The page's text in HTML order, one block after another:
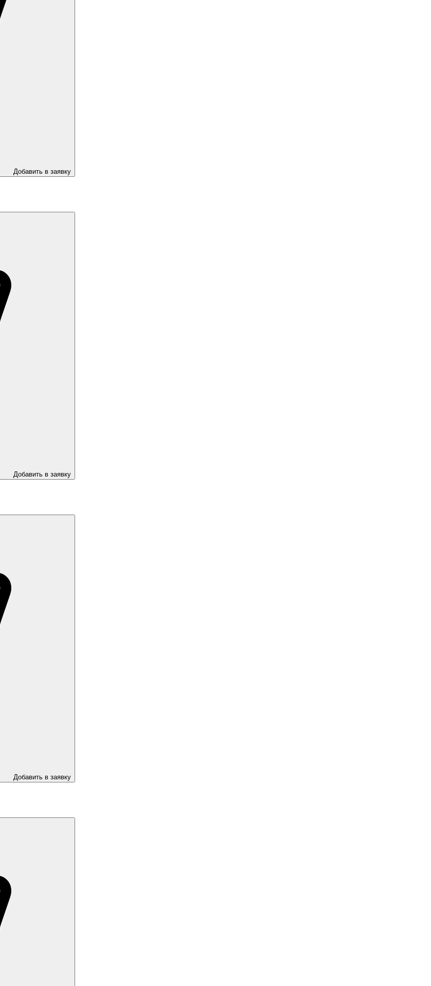
Добавить в заявку
Добавить в заявку
Добавить в заявку